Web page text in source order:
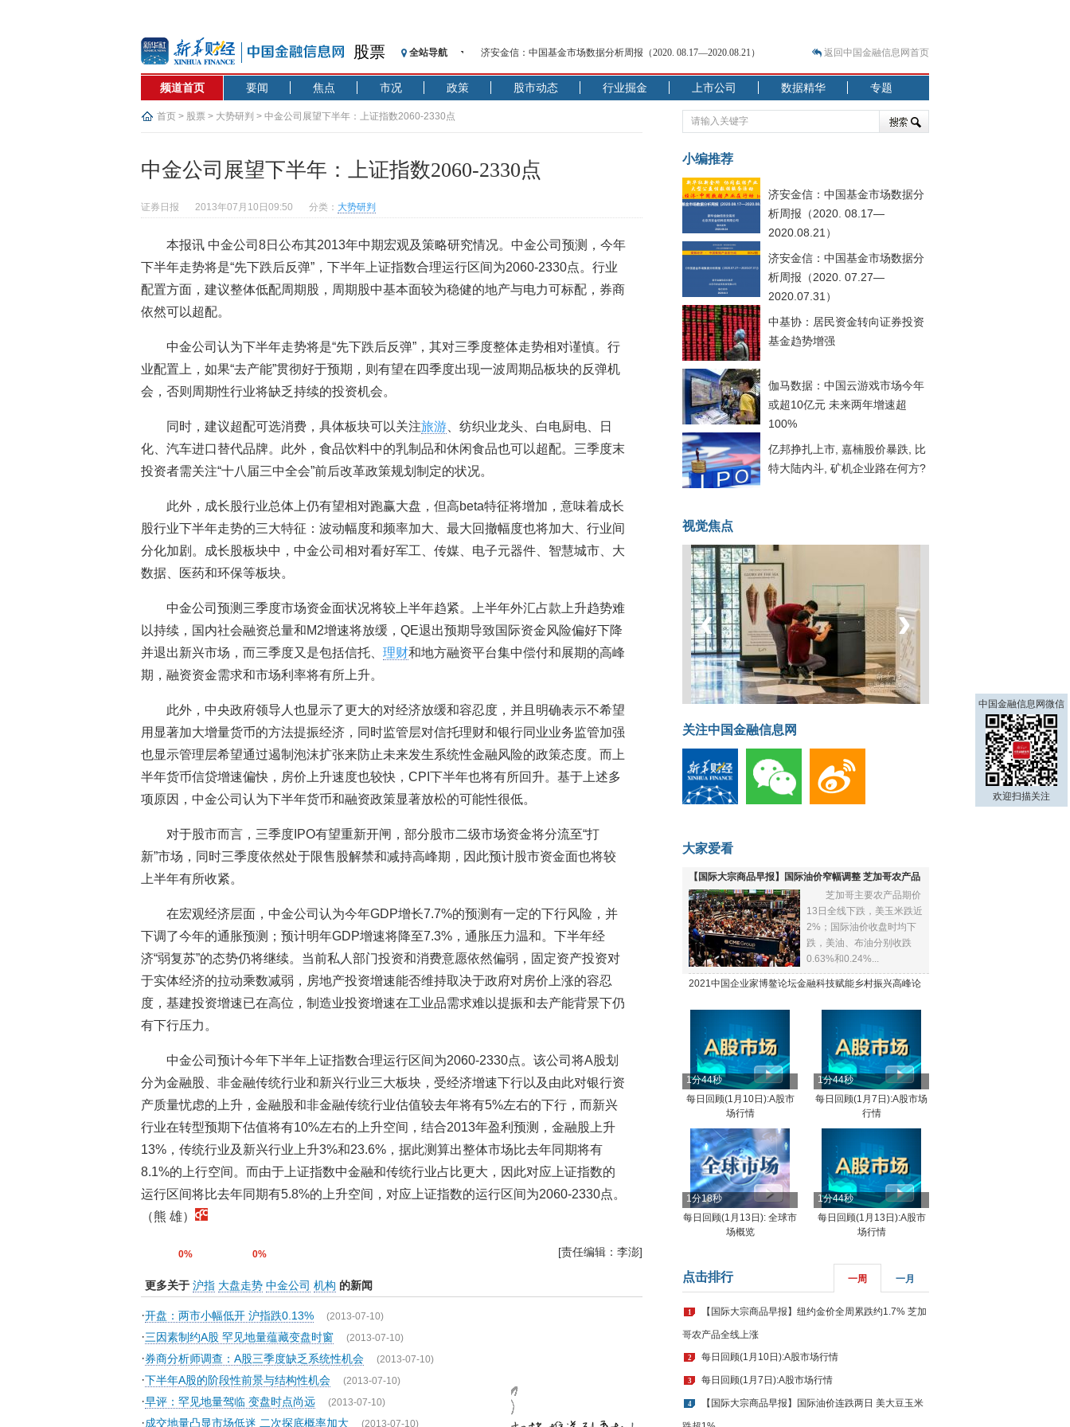
股票 全站导航
济安金信：中国基金市场数据分析周报（2020. 08.17—2020.08.21）
【见·闻】疫情下，新加坡旅游业步履维艰
记者手记：疫情下的香港零售业如何浴火重生？
【见·闻】疫情下一家香港传统零售商的转型突围之旅
济安金信：中国基金市场数据分析周报（2020. 07.27—2020.07.31）
【新华财经调查】同业存单、结构性存款玩起“跷跷板” 结构性失衡藏
在“隐秘的角落”
央行公开市场净投放300亿元 短端资金利率明显下行
基本面及股市双轮冲击 债市回调十年期债表现最弱
沥青期货连续两日涨逾3% 沪银及两粕涨势喜人
恒生聚源：北斗收官之星发射成功，全产业链解析
返回中国金融信息网首页
频道首页 要闻 焦点 市况 政策 股市动态 行业掘金 上市公司 数据精华 专题
首页 > 股票 > 大势研判 > 中金公司展望下半年：上证指数2060-2330点
中金公司展望下半年：上证指数2060-2330点
证券日报 2013年07月10日09:50 分类： 大势研判
本报讯 中金公司8日公布其2013年中期宏观及策略研究情况。中金公司预测，今年
下半年走势将是“先下跌后反弹”，下半年上证指数合理运行区间为2060-2330点。行业
配置方面，建议整体低配周期股，周期股中基本面较为稳健的地产与电力可标配，券商
依然可以超配。
中金公司认为下半年走势将是“先下跌后反弹”，其对三季度整体走势相对谨慎。行
业配置上，如果“去产能”贯彻好于预期，则有望在四季度出现一波周期品板块的反弹机
会，否则周期性行业将缺乏持续的投资机会。
同时，建议超配可选消费，具体板块可以关注旅游 、纺织业龙头、白电厨电、日
化、汽车进口替代品牌。此外，食品饮料中的乳制品和休闲食品也可以超配。三季度末
投资者需关注“十八届三中全会”前后改革政策规划制定的状况。
此外，成长股行业总体上仍有望相对跑赢大盘，但高beta特征将增加，意味着成长
股行业下半年走势的三大特征：波动幅度和频率加大、最大回撤幅度也将加大、行业间
分化加剧。成长股板块中，中金公司相对看好军工、传媒、电子元器件、智慧城市、大
数据、医药和环保等板块。
中金公司预测三季度市场资金面状况将较上半年趋紧。上半年外汇占款上升趋势难
以持续，国内社会融资总量和M2增速将放缓，QE退出预期导致国际资金风险偏好下降
并退出新兴市场，而三季度又是包括信托、 理财和地方融资平台集中偿付和展期的高峰
期，融资资金需求和市场利率将有所上升。
此外，中央政府领导人也显示了更大的对经济放缓和容忍度，并且明确表示不希望
用显著加大增量货币的方法提振经济，同时监管层对信托理财和银行同业业务监管加强
也显示管理层希望通过遏制泡沫扩张来防止未来发生系统性金融风险的政策态度。而上
半年货币信贷增速偏快，房价上升速度也较快，CPI下半年也将有所回升。基于上述多
项原因，中金公司认为下半年货币和融资政策显著放松的可能性很低。
对于股市而言，三季度IPO有望重新开闸，部分股市二级市场资金将分流至“打
新”市场，同时三季度依然处于限售股解禁和减持高峰期，因此预计股市资金面也将较
上半年有所收紧。
在宏观经济层面，中金公司认为今年GDP增长7.7%的预测有一定的下行风险，并
下调了今年的通胀预测；预计明年GDP增速将降至7.3%，通胀压力温和。下半年经
济“弱复苏”的态势仍将继续。当前私人部门投资和消费意愿依然偏弱，固定资产投资对
于实体经济的拉动乘数减弱，房地产投资增速能否维持取决于政府对房价上涨的容忍
度，基建投资增速已在高位，制造业投资增速在工业品需求难以提振和去产能背景下仍
有下行压力。
中金公司预计今年下半年上证指数合理运行区间为2060-2330点。该公司将A股划
分为金融股、非金融传统行业和新兴行业三大板块，受经济增速下行以及由此对银行资
产质量忧虑的上升，金融股和非金融传统行业估值较去年将有5%左右的下行，而新兴
行业在转型预期下估值将有10%左右的上升空间，结合2013年盈利预测，金融股上升
13%，传统行业及新兴行业上升3%和23.6%，据此测算出整体市场比去年同期将有
8.1%的上行空间。而由于上证指数中金融和传统行业占比更大，因此对应上证指数的
运行区间将比去年同期有5.8%的上升空间，对应上证指数的运行区间为2060-2330点。
（熊 雄）
0% 0% [责任编辑：李澎]
更多关于 沪指 大盘走势 中金公司 机构 的新闻
·开盘：两市小幅低开 沪指跌0.13% (2013-07-10)
·三因素制约A股 罕见地量蕴藏变盘时窗 (2013-07-10)
·券商分析师调查：A股三季度缺乏系统性机会 (2013-07-10)
·下半年A股的阶段性前景与结构性机会 (2013-07-10)
·早评：罕见地量驾临 变盘时点尚远 (2013-07-10)
·成交地量凸显市场低迷 二次探底概率加大 (2013-07-10)
小编推荐
济安金信：中国基金市场数据分
析周报（2020. 08.17—
2020.08.21）
济安金信：中国基金市场数据分
析周报（2020. 07.27—
2020.07.31）
中基协：居民资金转向证券投资
基金趋势增强
伽马数据：中国云游戏市场今年
或超10亿元 未来两年增速超
100%
亿邦挣扎上市, 嘉楠股价暴跌, 比
特大陆内斗, 矿机企业路在何方?
视觉焦点
菲律宾：防疫降级
‹ ›
关注中国金融信息网
大家爱看
【国际大宗商品早报】国际油价窄幅调整 芝加哥农产品
全线下跌
芝加哥主要农产品期价
13日全线下跌，美玉米跌近
2%；国际油价收盘时均下
跌，美油、布油分别收跌
0.63%和0.24%...
2021中国企业家博鳌论坛金融科技赋能乡村振兴高峰论
1分44秒
每日回顾(1月10日):A股市
场行情
1分44秒
每日回顾(1月7日):A股市场
行情
1分18秒
每日回顾(1月13日): 全球市
场概览
1分44秒
每日回顾(1月13日):A股市
场行情
点击排行 一周 一月
1 【国际大宗商品早报】纽约金价全周累跌约1.7% 芝加
哥农产品全线上涨
2 每日回顾(1月10日):A股市场行情
3 每日回顾(1月7日):A股市场行情
4 【国际大宗商品早报】国际油价连跌两日 美大豆玉米
中国金融信息网微信
欢迎扫描关注